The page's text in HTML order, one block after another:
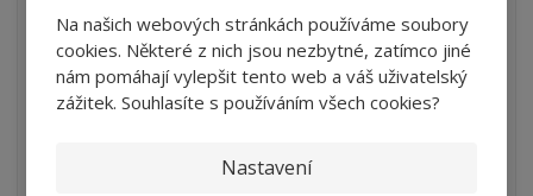
Na našich webových stránkách používáme soubory
cookies. Některé z nich jsou nezbytné, zatímco jiné
nám pomáhají vylepšit tento web a váš uživatelský
zážitek. Souhlasíte s používáním všech cookies?
Nastavení
Lupa hodinářská - Peak 2048-6
1 118 Kč
923,97 Kč bez DPH